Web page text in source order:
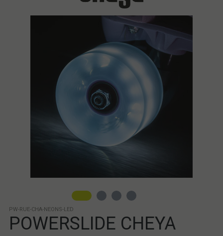
PW-RUE-CHA-NEONS-LED
POWERSLIDE CHEYA